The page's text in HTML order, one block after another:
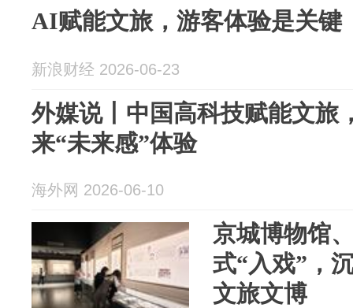
AI赋能文旅，游客体验是关键
新浪财经 2026-06-23
外媒说丨中国高科技赋能文旅
来“未来感”体验
海外网 2026-06-10
京城博物馆
式“入戏”，
文旅文博